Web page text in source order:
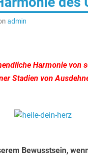
admin
Harmonie von
Stadien von
Bewusstsein,